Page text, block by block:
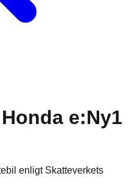
e:Ny1
enligt Skatteverkets